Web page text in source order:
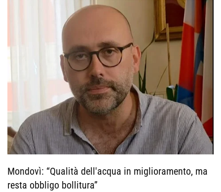
Mondovì: “Qualità dell'acqua in miglioramento, ma
resta obbligo bollitura”